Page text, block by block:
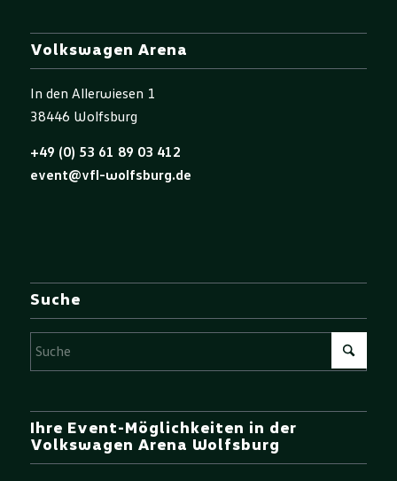
Volkswagen Arena
In den Allerwiesen 1
38446 Wolfsburg
+49 (0) 53 61 89 03 412
event@vfl-wolfsburg.de
Suche
Ihre Event-Möglichkeiten in der
Volkswagen Arena Wolfsburg